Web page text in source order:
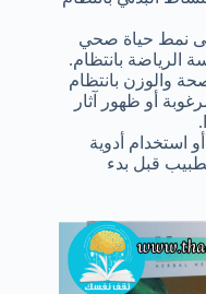
إلى نمط حياة صحي
الرياضة بانتظام.
والوزن بانتظام
أو ظهور آثار
استخدام أدوية
قبل بدء